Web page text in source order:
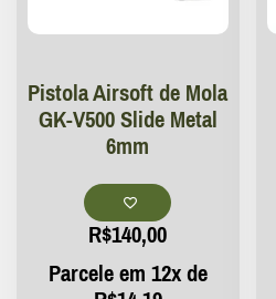
Pistola Airsoft de Mola
GK-V500 Slide Metal
6mm
R$140,00
Parcele em 12x de